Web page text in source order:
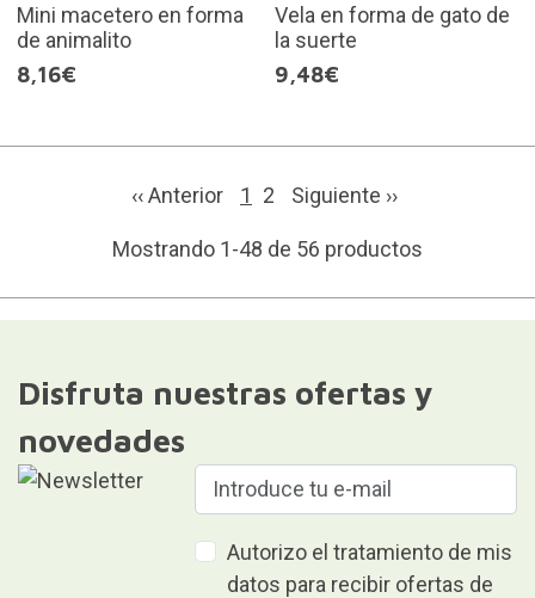
Mini macetero en forma
de animalito
8,16€
Vela en forma de gato de
la suerte
9,48€
‹‹ Anterior 1 2 Siguiente ››
Mostrando 1-48 de 56 productos
Disfruta nuestras ofertas y
novedades
Autorizo el tratamiento de mis
datos para recibir ofertas de